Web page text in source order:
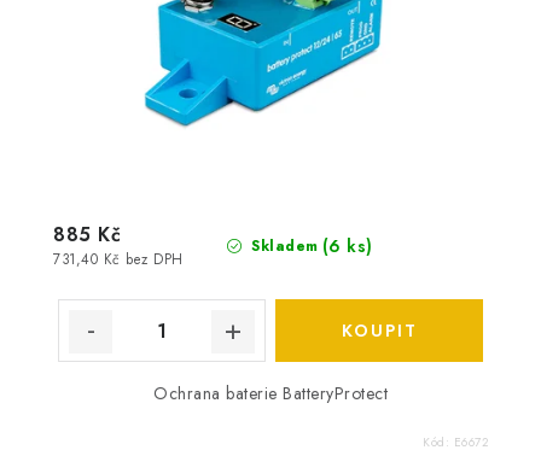
Skladem (6 ks)
731,40 Kč bez DPH
885 Kč
Ochrana baterie BatteryProtect
Kód: E6672